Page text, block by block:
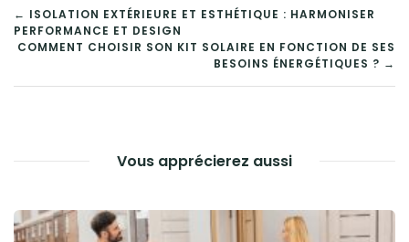
NAVIGATION
DE
L’ARTICLE
← ISOLATION EXTÉRIEURE ET ESTHÉTIQUE : HARMONISER
PERFORMANCE ET DESIGN
COMMENT CHOISIR SON KIT SOLAIRE EN FONCTION DE SES
BESOINS ÉNERGÉTIQUES ? →
Vous apprécierez aussi